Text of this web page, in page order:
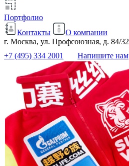
Портфолио
Контакты
О компании
г. Москва, ул. Профсоюзная, д. 84/
+7 (495) 334 2001
Напишите нам